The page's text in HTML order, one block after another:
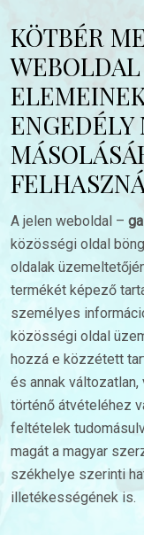
KÖTBÉR
A jelen weboldal –
közösségi oldal
oldalak
termékét képező
személyes
közösségi oldal
hozzá e közzétett
és annak
történő átvételéhez
feltételek
magát a magyar
székhelye szerinti
illetékességének is.